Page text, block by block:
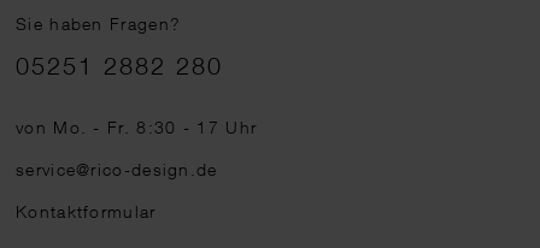
Sie haben Fragen?
Telefonnummer
05251 2882 280
von Mo. - Fr. 8:30 - 17 Uhr
service@rico-design.de
Kontaktformular